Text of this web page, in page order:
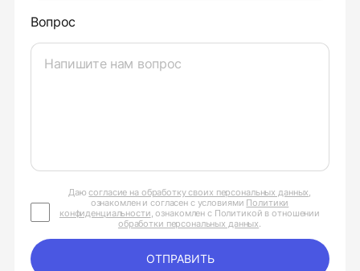
Вопрос
Даюсогласие на обработку своих персональных данных
ознакомлен и согласен с условиями Политики
конфиденциальности , ознакомлен с Политикой в отношении
обработки персональных данных
ОТПРАВИТЬ